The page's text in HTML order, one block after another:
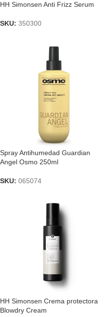
HH Simonsen Anti Frizz Serum
SKU: 350300
Spray Antihumedad Guardian
Angel Osmo 250ml
SKU: 065074
HH Simonsen Crema protectora
Blowdry Cream